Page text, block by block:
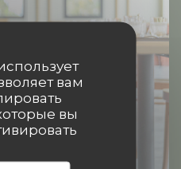
вам
вы